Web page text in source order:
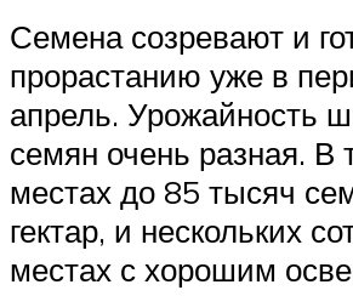
Семена созревают и
прорастанию уже в
апрель. Урожайность
семян очень разная. В
местах до 85 тысяч
гектар, и нескольких
местах с хорошим